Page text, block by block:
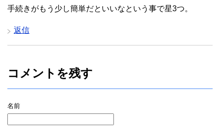
手続きがもう少し簡単だといいなという事で星3つ。
返信
コメントを残す
名前